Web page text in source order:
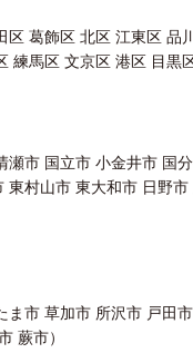
区 葛飾区 北区 江東区
練馬区 文京区 港区 目黒区
瀬市 国立市 小金井市 国
村山市 東大和市 日野
ま市 草加市 所沢市 戸田
蕨市）